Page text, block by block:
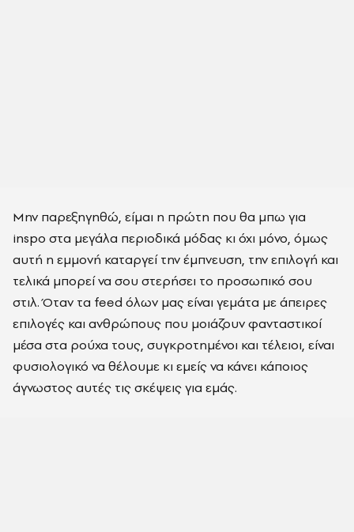
Μην παρεξηγηθώ, είμαι η πρώτη που θα μπω για
inspo στα μεγάλα περιοδικά μόδας κι όχι μόνο, όμως
αυτή η εμμονή καταργεί την έμπνευση, την επιλογή και
τελικά μπορεί να σου στερήσει το προσωπικό σου
στιλ. Όταν τα feed όλων μας είναι γεμάτα με άπειρες
επιλογές και ανθρώπους που μοιάζουν φανταστικοί
μέσα στα ρούχα τους, συγκροτημένοι και τέλειοι, είναι
φυσιολογικό να θέλουμε κι εμείς να κάνει κάποιος
άγνωστος αυτές τις σκέψεις για εμάς.